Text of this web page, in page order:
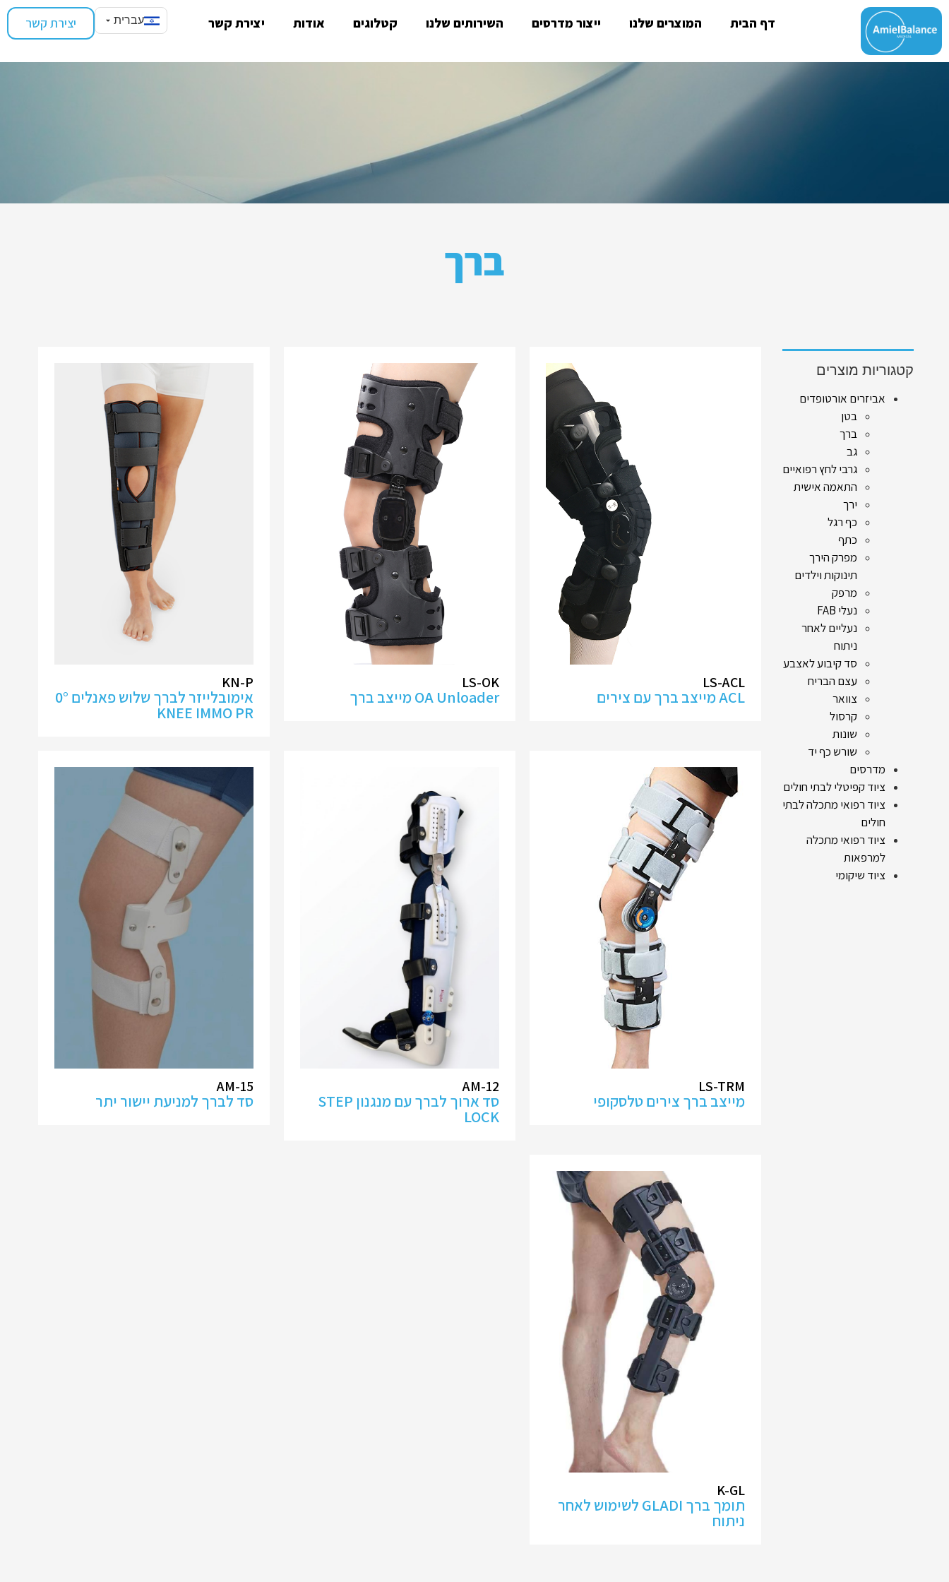
דף הבית המוצרים שלנו ייצור מדרסים השירותים שלנו קטלוגים אודות יצירת קשר יצירת קשר עברית
ברך
קטגוריות מוצרים
אביזרים אורטופדים
בטן
ברך
גב
גרבי לחץ רפואיים
התאמה אישית
ירך
כף רגל
כתף
מפרק הירך
תינוקות וילדים
מרפק
נעלי FAB
נעליים לאחר
ניתוח
סד קיבוע לאצבע
עצם הבריח
צוואר
קרסול
שונות
שורש כף יד
מדרסים
ציוד קפיטלי לבתי חולים
ציוד רפואי מתכלה לבתי
חולים
ציוד רפואי מתכלה
למרפאות
ציוד שיקומי
LS-ACL
ACL מייצב ברך עם צירים
LS-OK
OA Unloader מייצב ברך
KN-P
אימובלייזר לברך שלוש פאנלים 0°
KNEE IMMO PR
LS-TRM
מייצב ברך צירים טלסקופי
AM-12
סד ארוך לברך עם מנגנון STEP
LOCK
AM-15
סד לברך למניעת יישור יתר
K-GL
תומך ברך GLADI לשימוש לאחר
ניתוח